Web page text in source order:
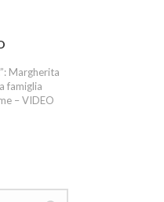
Margherita
famiglia
– VIDEO